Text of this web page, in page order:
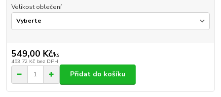
Velikost oblečení
549,00 Kč/ks
453,72 Kč bez DPH
Přidat do košíku